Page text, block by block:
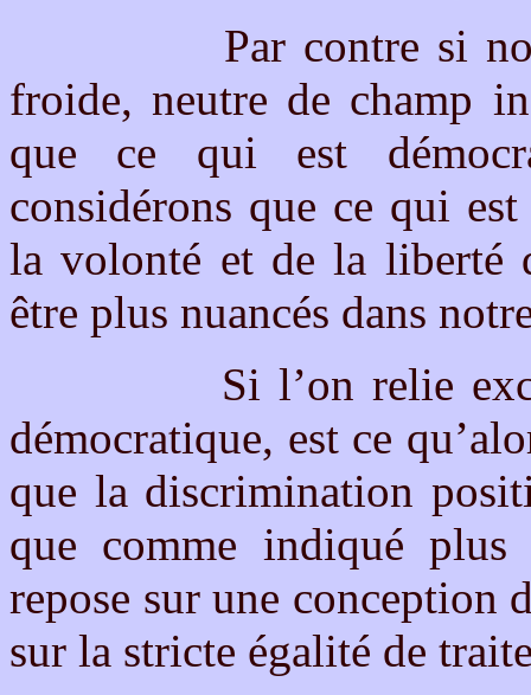
Par contre si nous
froide, neutre de champ
que ce qui est
considérons que ce qui
la volonté et de la liberté
être plus nuancés dans
Si l’on relie
démocratique, est ce
que la discrimination
que comme indiqué
repose sur une conception
sur la stricte égalité de